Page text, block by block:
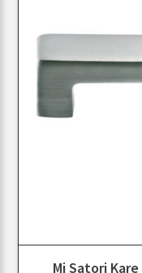
Mi Satori